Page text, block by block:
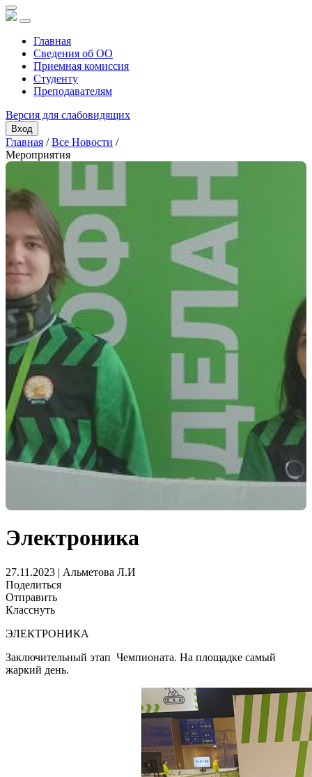
Главная
Сведения об ОО
Приемная комиссия
Студенту
Преподавателям
Версия для слабовидящих
Вход
Главная /Все Новости /
Мероприятия
Электроника
27.11.2023 | Альметова Л.И
Поделиться
Отправить
Класснуть
ЭЛЕКТРОНИКА
Заключительный этап Чемпионата. На площадке самый
жаркий день.